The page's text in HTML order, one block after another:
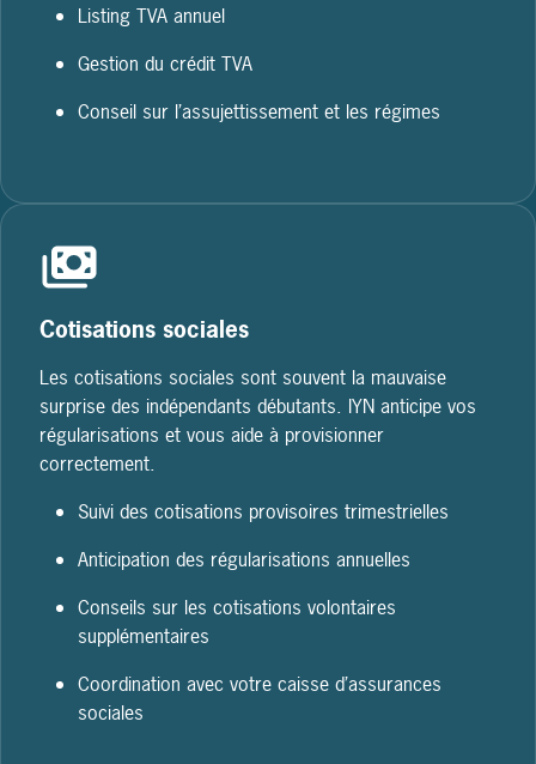
Listing TVA annuel
Gestion du crédit TVA
Conseil sur l’assujettissement et les régimes
Cotisations sociales
Les cotisations sociales sont souvent la mauvaise
surprise des indépendants débutants. IYN anticipe vos
régularisations et vous aide à provisionner
correctement.
Suivi des cotisations provisoires trimestrielles
Anticipation des régularisations annuelles
Conseils sur les cotisations volontaires
supplémentaires
Coordination avec votre caisse d’assurances
sociales